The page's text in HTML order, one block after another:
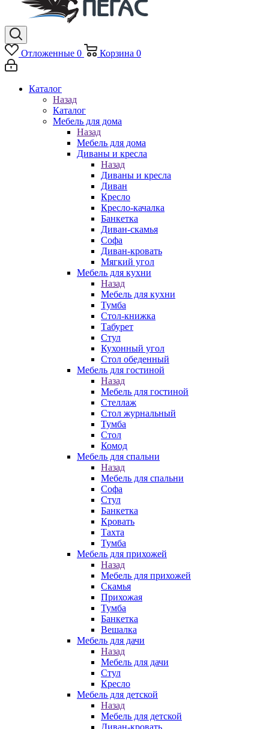
Отложенные 0 Корзина 0
Каталог
Назад
Каталог
Мебель для дома
Назад
Мебель для дома
Диваны и кресла
Назад
Диваны и кресла
Диван
Кресло
Кресло-качалка
Банкетка
Диван-скамья
Софа
Диван-кровать
Мягкий угол
Мебель для кухни
Назад
Мебель для кухни
Тумба
Стол-книжка
Табурет
Стул
Кухонный угол
Стол обеденный
Мебель для гостиной
Назад
Мебель для гостиной
Стеллаж
Стол журнальный
Тумба
Стол
Комод
Мебель для спальни
Назад
Мебель для спальни
Софа
Стул
Банкетка
Кровать
Тахта
Тумба
Мебель для прихожей
Назад
Мебель для прихожей
Скамья
Прихожая
Тумба
Банкетка
Вешалка
Мебель для дачи
Назад
Мебель для дачи
Стул
Кресло
Мебель для детской
Назад
Мебель для детской
Диван-кровать